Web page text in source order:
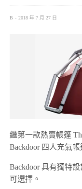
B 2018 年 7 月 27 日
繼第一款熱賣帳篷
Backdoor 四人充氣帳
Backdoor 具有獨特
可選擇。